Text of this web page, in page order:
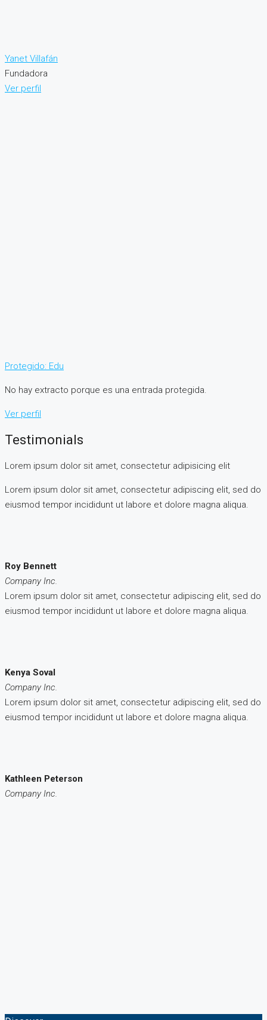
Yanet Villafán
Fundadora
Ver perfil
Protegido: Edu
No hay extracto porque es una entrada protegida.
Ver perfil
Testimonials
Lorem ipsum dolor sit amet, consectetur adipisicing elit
Lorem ipsum dolor sit amet, consectetur adipiscing elit, sed do
eiusmod tempor incididunt ut labore et dolore magna aliqua.
Roy Bennett
Company Inc.
Lorem ipsum dolor sit amet, consectetur adipiscing elit, sed do
eiusmod tempor incididunt ut labore et dolore magna aliqua.
Kenya Soval
Company Inc.
Lorem ipsum dolor sit amet, consectetur adipiscing elit, sed do
eiusmod tempor incididunt ut labore et dolore magna aliqua.
Kathleen Peterson
Company Inc.